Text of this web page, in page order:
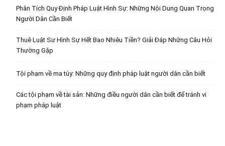
Phân Tích Quy Định Pháp Luật Hình Sự: Những Nội Dung Quan Trọng
Người Dân Cần Biết
Thuê Luật Sư Hình Sự Hết Bao Nhiêu Tiền? Giải Đáp Những Câu Hỏi
Thường Gặp
Tội phạm về ma túy: Những quy định pháp luật người dân cần biết
Các tội phạm về tài sản: Những điều người dân cần biết để tránh vi
phạm pháp luật